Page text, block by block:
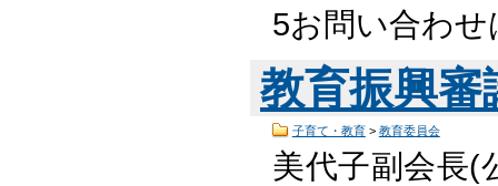
5お問い合わ
教育振興
子育て・教育> 教育委員会
美代子副会長(